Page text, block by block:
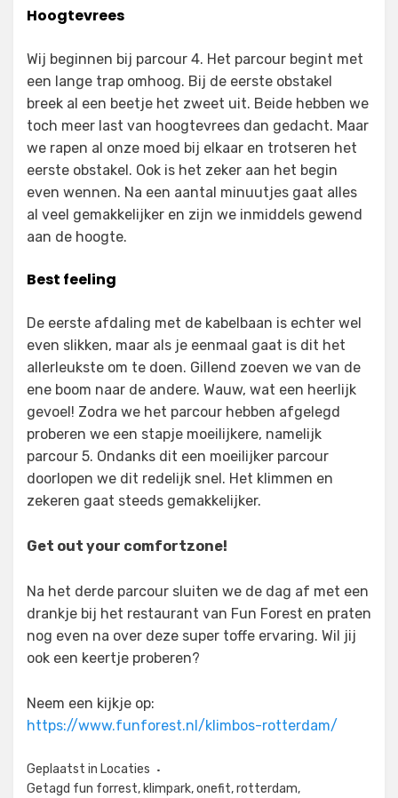
Hoogtevrees
Wij beginnen bij parcour 4. Het parcour begint met
een lange trap omhoog. Bij de eerste obstakel
breek al een beetje het zweet uit. Beide hebben we
toch meer last van hoogtevrees dan gedacht. Maar
we rapen al onze moed bij elkaar en trotseren het
eerste obstakel. Ook is het zeker aan het begin
even wennen. Na een aantal minuutjes gaat alles
al veel gemakkelijker en zijn we inmiddels gewend
aan de hoogte.
Best feeling
De eerste afdaling met de kabelbaan is echter wel
even slikken, maar als je eenmaal gaat is dit het
allerleukste om te doen. Gillend zoeven we van de
ene boom naar de andere. Wauw, wat een heerlijk
gevoel! Zodra we het parcour hebben afgelegd
proberen we een stapje moeilijkere, namelijk
parcour 5. Ondanks dit een moeilijker parcour
doorlopen we dit redelijk snel. Het klimmen en
zekeren gaat steeds gemakkelijker.
Get out your comfortzone!
Na het derde parcour sluiten we de dag af met een
drankje bij het restaurant van Fun Forest en praten
nog even na over deze super toffe ervaring. Wil jij
ook een keertje proberen?
Neem een kijkje op:
https://www.funforest.nl/klimbos-rotterdam/
Geplaatst in Locaties
Getagd fun forrest, klimpark,onefit,rotterdam,